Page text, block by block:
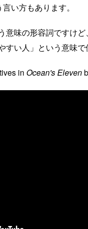
い方もあります。
意味の形容詞ですけ
い人」という意味で
in Ocean's Eleven